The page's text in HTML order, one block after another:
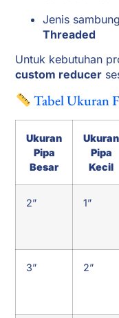
Jenis
Threaded
Untuk kebutuhan
custom reducer
Tabel Ukuran
Ukuran
Pipa
Besar
Ukuran
Pipa
Kecil
2” 1”
3” 2”